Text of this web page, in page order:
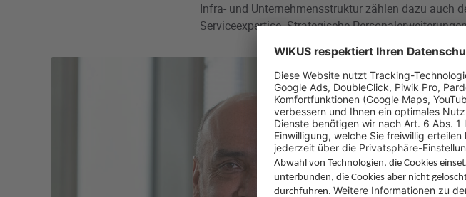
Infra- und Unternehmensstruktur zählen dazu auch
Serviceexpertise. Strategische